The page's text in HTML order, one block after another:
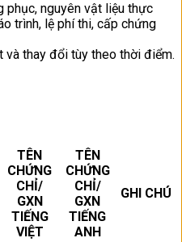
phục, nguyên vật liệu thực
trình, lệ phí thi, cấp chứng
và thay đổi tùy theo thời điểm.
TÊN
CHỨNG
CHỈ/
GXN
TIẾNG
VIỆT
TÊN
CHỨNG
CHỈ/
GXN
TIẾNG
ANH
GHI CHÚ